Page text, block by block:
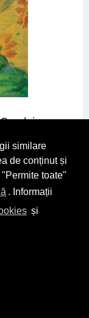
similare
de conținut și
toate"
. Informații
și